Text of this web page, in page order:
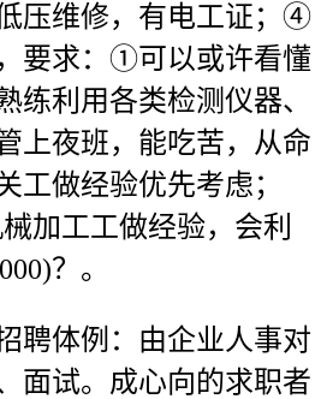
压维修，有电工证；④
要求：①可以或许看懂
练利用各类检测仪器、
上夜班，能吃苦，从命
工做经验优先考虑；
加工工做经验，会利
？。
体例：由企业人事对
面试。成心向的求职者